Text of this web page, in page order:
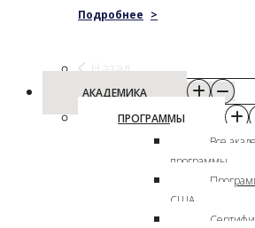
Подробнее >
Назад
АКАДЕМИКА
ПРОГРАММЫ
Все
программы
США